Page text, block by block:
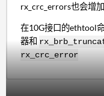
rx_crc_errors也会增加
在10G接口的ethtool
器和
rx_crc_error